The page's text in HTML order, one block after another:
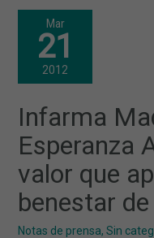
Mar
21
2012
Infarma
Esperanza
valor que
benestar
Notas de prensa,Sin
INFARMA
MADRID
2012.
ESPERANZA
AGUIRRE
DESTACA
EL
QUE
APORTA
FARMACIA
AL
BENESTAR
DE
LOS
CIUDADANOS